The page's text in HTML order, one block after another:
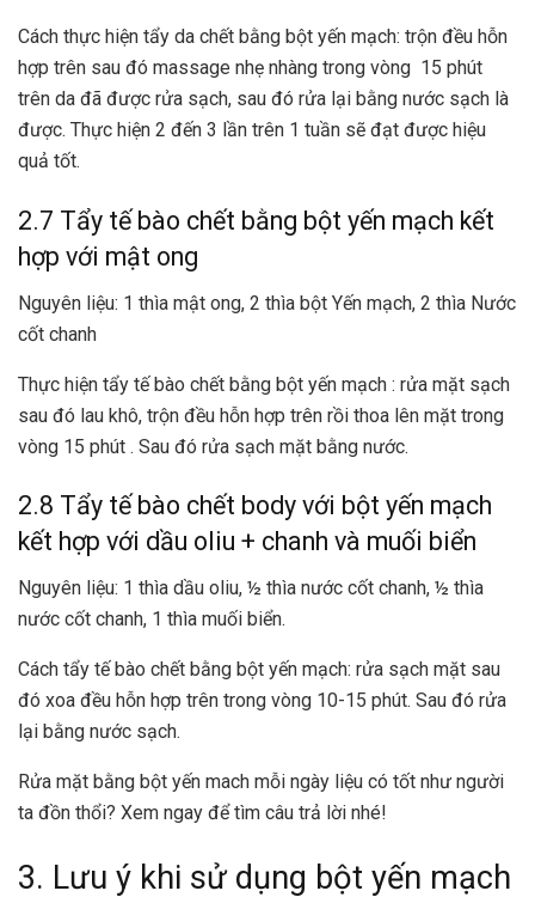
Cách thực hiện tẩy da chết bằng bột yến mạch: trộn đều hỗn
hợp trên sau đó massage nhẹ nhàng trong vòng 15 phút
trên da đã được rửa sạch, sau đó rửa lại bằng nước sạch là
được. Thực hiện 2 đến 3 lần trên 1 tuần sẽ đạt được hiệu
quả tốt.
2.7 Tẩy tế bào chết bằng bột yến mạch kết
hợp với mật ong
Nguyên liệu: 1 thìa mật ong, 2 thìa bột Yến mạch, 2 thìa Nước
cốt chanh
Thực hiện tẩy tế bào chết bằng bột yến mạch : rửa mặt sạch
sau đó lau khô, trộn đều hỗn hợp trên rồi thoa lên mặt trong
vòng 15 phút . Sau đó rửa sạch mặt bằng nước.
2.8 Tẩy tế bào chết body với bột yến mạch
kết hợp với dầu oliu + chanh và muối biển
Nguyên liệu: 1 thìa dầu oliu, ½ thìa nước cốt chanh, ½ thìa
nước cốt chanh, 1 thìa muối biển.
Cách tẩy tế bào chết bằng bột yến mạch: rửa sạch mặt sau
đó xoa đều hỗn hợp trên trong vòng 10-15 phút. Sau đó rửa
lại bằng nước sạch.
Rửa mặt bằng bột yến mach mỗi ngày liệu có tốt như người
ta đồn thổi? Xem ngay để tìm câu trả lời nhé!
3. Lưu ý khi sử dụng bột yến mạch